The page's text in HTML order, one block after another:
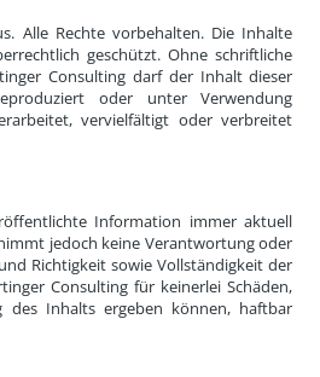
Alle Rechte vorbehalten. Die Inhalte
geschützt. Ohne schriftliche
Consulting darf der Inhalt dieser
oder unter Verwendung
vervielfältigt oder verbreitet
Information immer aktuell
jedoch keine Verantwortung oder
Richtigkeit sowie Vollständigkeit der
Consulting für keinerlei Schäden,
Inhalts ergeben können, haftbar